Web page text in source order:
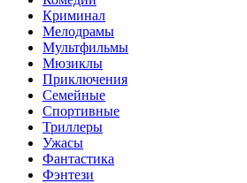
Криминал
Мелодрамы
Мультфильмы
Мюзиклы
Приключения
Семейные
Спортивные
Триллеры
Ужасы
Фантастика
Фэнтези